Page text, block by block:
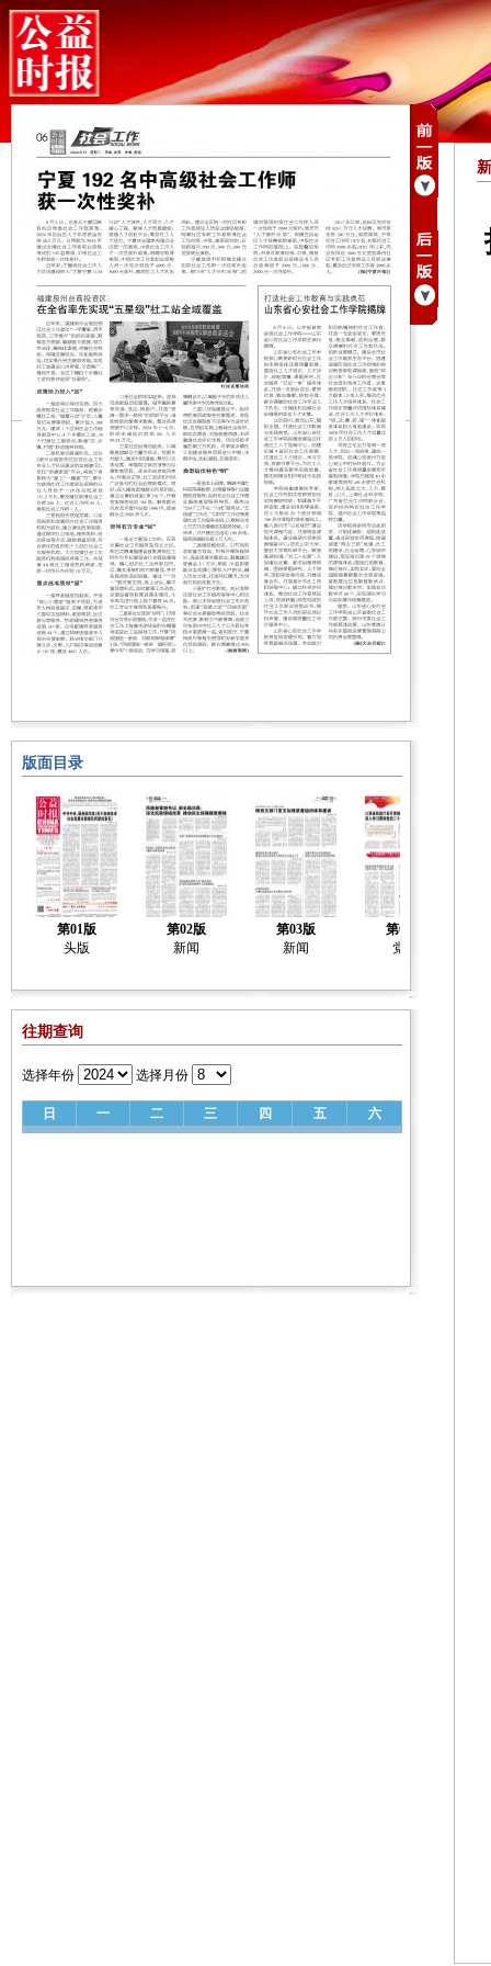
版面目录
第01版
头版
第02版
新闻
第03版
新闻
第04版
党建
往期查询
选择年份 选择月份
日 一 二 三 四 五 六